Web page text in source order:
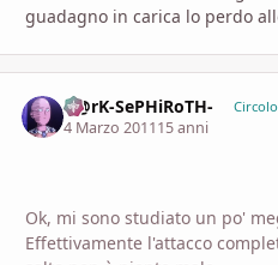
guadagno in carica lo perdo
D@rK-SePHiRoTH-
4 Marzo 201115 anni
Ok, mi sono studiato un po'
Effettivamente l'attacco